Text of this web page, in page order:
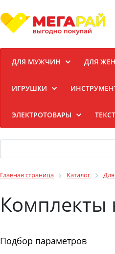
ДЛЯ МУЖЧИН ДЛЯ
ИГРУШКИ
ЭЛЕКТРОТОВАРЫ
Главная страница Каталог
Комплекты
Подбор параметров